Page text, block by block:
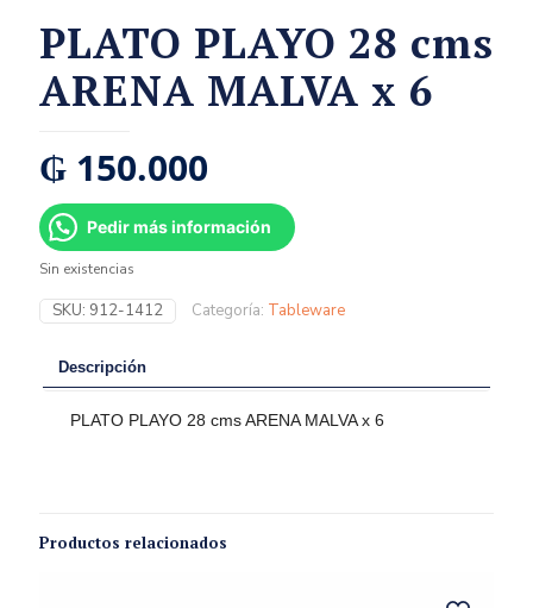
PLATO PLAYO 28 cms
ARENA MALVA x 6
₲ 150.000
Pedir más información
Sin existencias
SKU: 912-1412 Categoría: Tableware
Descripción
PLATO PLAYO 28 cms ARENA MALVA x 6
Productos relacionados